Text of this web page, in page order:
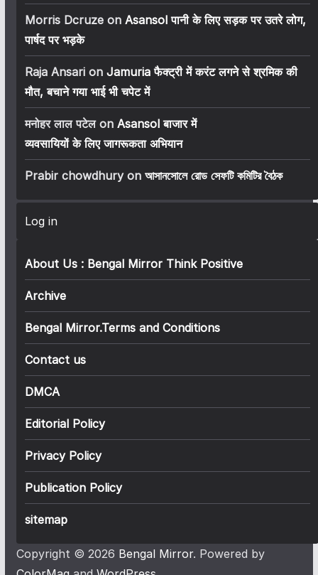
Morris Dcruzeon Asansol पानी के लिए सड़क पर उतरे लोग,
पार्षद पर भड़के
Raja Ansarion Jamuria फैक्ट्री में करंट लगने से श्रमिक की
मौत, बचाने गया भाई भी चपेट में
मनोहर लाल पटेलon Asansol बाजार में
व्यवसायियों के लिए जागरूकता अभियान
Prabir chowdhuryon আসানসোলে রোড সেফটি কমিটির বৈঠক
Log in
About Us : Bengal Mirror Think Positive
Archive
Bengal Mirror.Terms and Conditions
Contact us
DMCA
Editorial Policy
Privacy Policy
Publication Policy
sitemap
Copyright © 2026 Bengal Mirror. Powered by